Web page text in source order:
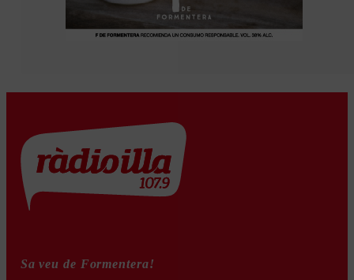
Sa veu de Formentera!